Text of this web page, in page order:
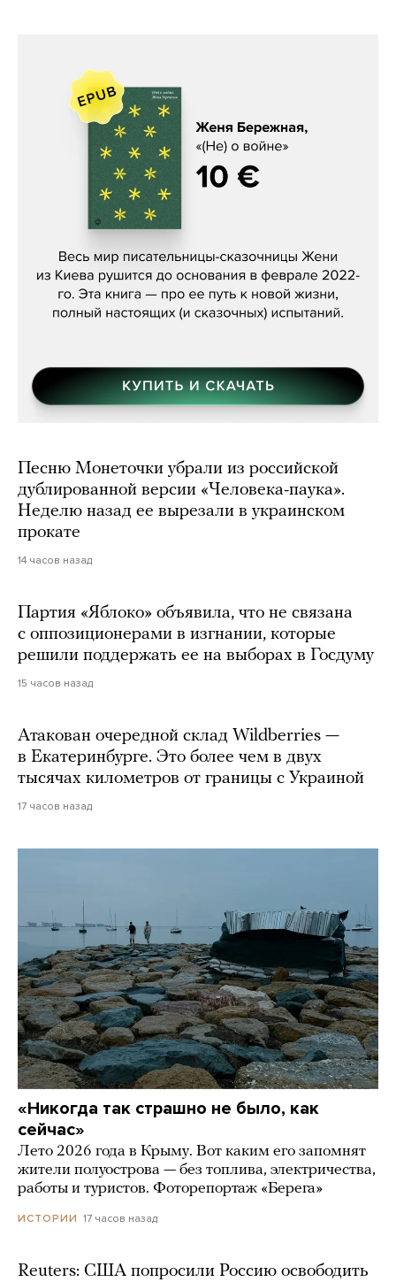
Женя Бережная, «(Не) о войне»
Песню Монеточки убрали из российской
дублированной версии «Человека-паука».
Неделю назад ее вырезали в украинском
прокате
14 часов назад
Партия «Яблоко» объявила, что не связана
с оппозиционерами в изгнании, которые
решили поддержать ее на выборах в Госдуму
15 часов назад
Атакован очередной склад Wildberries —
в Екатеринбурге. Это более чем в двух
тысячах километров от границы с Украиной
17 часов назад
«Никогда так страшно не было, как
сейчас»
Лето 2026 года в Крыму. Вот каким его запомнят
жители полуострова — без топлива, электричества,
работы и туристов. Фоторепортаж «Берега»
ИСТОРИИ 17 часов назад
Reuters: США попросили Россию освободить